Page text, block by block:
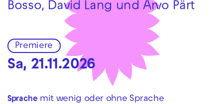
Bosso, David Lang und Arvo Pärt
Premiere
Sa, 21.11.2026
Sprache mit wenig oder ohne Sprache